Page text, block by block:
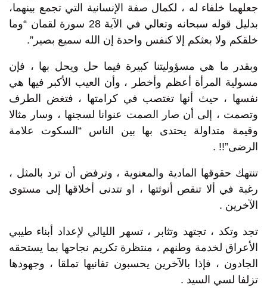
جعلهما خلفاء له ، لكمال صفة الإنسانية التي تجمع بينهما،
بدليل قوله سبحانه وتعالي في الآية 28 سورة لقمان “وما
خلقكم ولا بعثكم إلا كنفس واحدة إن الله سميع بصير”.
وبقدر ما هي مسؤوليتنا كبيرة فيما حل ويحل بها ، فإن
مسولية المرأة أعظم وأخطر ، وأن العيب الأكبر فيها هي
نفسها ، حيث أنها تغتصب في كرامتها ، فتغض الطرف
وتصمت ، إلى أن صار الصمت عنوانا لسجنها ، وسار مثالا
وقيمة متداولة يحتدى بها بين الناس “السكوت علامة
الرضى”!! .
تنتهك حقوقها المادية والمعنوية ، وترفض أن ترد بالمثل ،
رغبة في ألا تنقص أنوثتها ، او تتدنى أخلاقها إلى مستوى
الآخرين .
تجد وتكد ، تجتهد وتثابر ، تسهر الليالي لإعداد أبناء طيبي
الأعراق لخدمة وطنهم ، منتظرة تكريم نجاحها بما يستحقه
الجادون ، فإذا بالآخرين يحسبون تفانيها تملقا ، وجهودها
تزلفا لسي السيد .